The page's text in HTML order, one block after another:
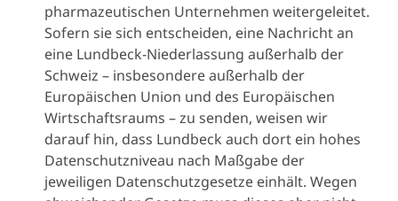
Kontaktinformationen
(Name/Initialen, Adresse,
E-Mail Adresse)
Land
Beruf/Titel des HCP (nur
HCPs)
Andere
personenbezogene
Daten, die in der
pharmazeutischen Unternehmen weitergeleitet.
Sofern sie sich entscheiden, eine Nachricht an
eine Lundbeck-Niederlassung außerhalb der
Schweiz – insbesondere außerhalb der
Europäischen Union und des Europäischen
Wirtschaftsraums – zu senden, weisen wir
darauf hin, dass Lundbeck auch dort ein hohes
Datenschutzniveau nach Maßgabe der
jeweiligen Datenschutzgesetze einhält. Wegen